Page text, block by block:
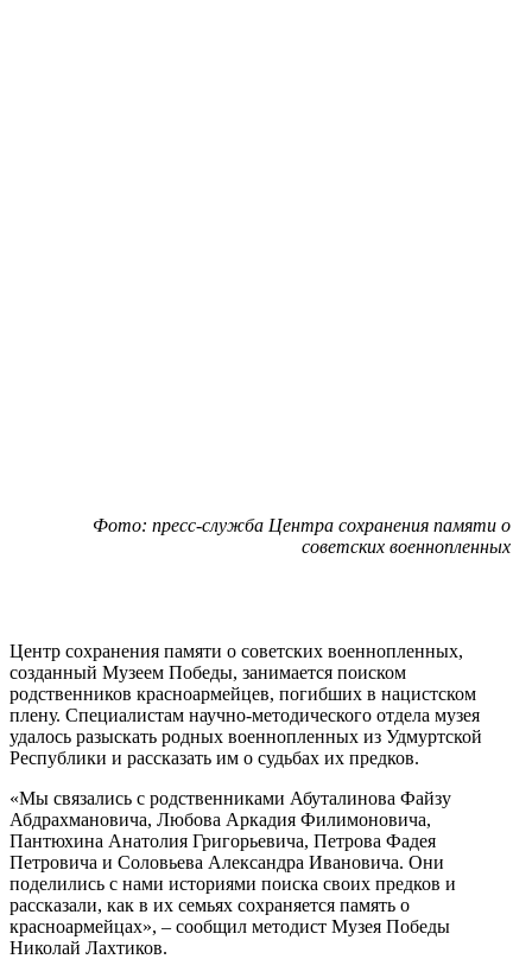
Фото: пресс-служба Центра сохранения памяти о
советских военнопленных
Центр сохранения памяти о советских военнопленных,
созданный Музеем Победы, занимается поиском
родственников красноармейцев, погибших в нацистском
плену. Специалистам научно-методического отдела музея
удалось разыскать родных военнопленных из Удмуртской
Республики и рассказать им о судьбах их предков.
«Мы связались с родственниками Абуталинова Файзу
Абдрахмановича, Любова Аркадия Филимоновича,
Пантюхина Анатолия Григорьевича, Петрова Фадея
Петровича и Соловьева Александра Ивановича. Они
поделились с нами историями поиска своих предков и
рассказали, как в их семьях сохраняется память о
красноармейцах», – сообщил методист Музея Победы
Николай Лахтиков.